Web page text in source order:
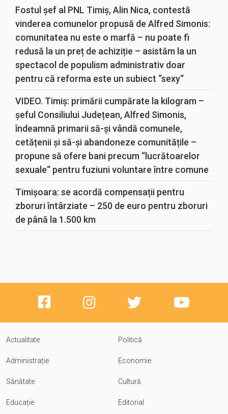
Fostul șef al PNL Timiș, Alin Nica, contestă
vinderea comunelor propusă de Alfred Simonis:
comunitatea nu este o marfă – nu poate fi
redusă la un preț de achiziție – asistăm la un
spectacol de populism administrativ doar
pentru că reforma este un subiect “sexy“
VIDEO. Timiș: primării cumpărate la kilogram –
șeful Consiliului Județean, Alfred Simonis,
îndeamnă primarii să-și vândă comunele,
cetățenii și să-și abandoneze comunitățile –
propune să ofere bani precum “lucrătoarelor
sexuale“ pentru fuziuni voluntare între comune
Timișoara: se acordă compensații pentru
zboruri întârziate – 250 de euro pentru zboruri
de până la 1.500 km
Actualitate Politică
Administrație Economie
Sănătate Cultură
Educație Editorial